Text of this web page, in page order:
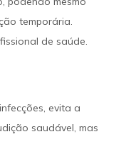
temporária.
de saúde.
evita a
saudável, mas